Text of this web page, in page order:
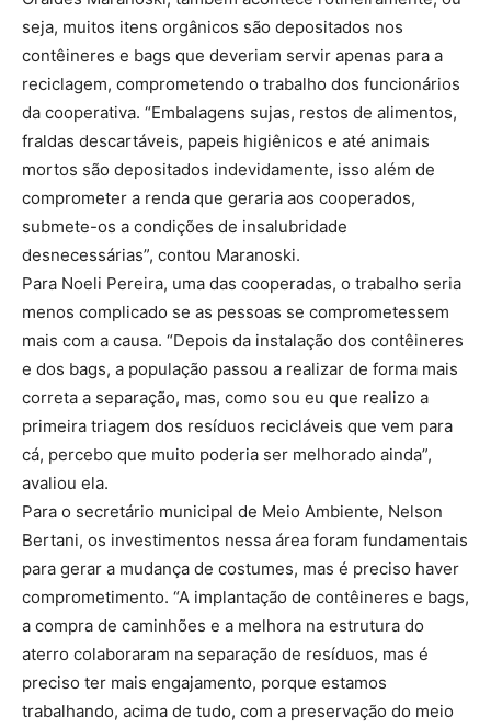
seja, muitos itens orgânicos são depositados nos
contêineres e bags que deveriam servir apenas para a
reciclagem, comprometendo o trabalho dos funcionários
da cooperativa. “Embalagens sujas, restos de alimentos,
fraldas descartáveis, papeis higiênicos e até animais
mortos são depositados indevidamente, isso além de
comprometer a renda que geraria aos cooperados,
submete-os a condições de insalubridade
desnecessárias”, contou Maranoski.
Para Noeli Pereira, uma das cooperadas, o trabalho seria
menos complicado se as pessoas se comprometessem
mais com a causa. “Depois da instalação dos contêineres
e dos bags, a população passou a realizar de forma mais
correta a separação, mas, como sou eu que realizo a
primeira triagem dos resíduos recicláveis que vem para
cá, percebo que muito poderia ser melhorado ainda”,
avaliou ela.
Para o secretário municipal de Meio Ambiente, Nelson
Bertani, os investimentos nessa área foram fundamentais
para gerar a mudança de costumes, mas é preciso haver
comprometimento. “A implantação de contêineres e bags,
a compra de caminhões e a melhora na estrutura do
aterro colaboraram na separação de resíduos, mas é
preciso ter mais engajamento, porque estamos
trabalhando, acima de tudo, com a preservação do meio